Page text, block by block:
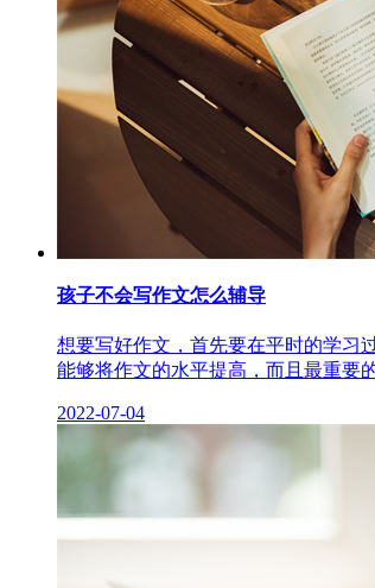
孩子不会写作文怎么辅导
想要写好作文，首先要在平时的学习
能够将作文的水平提高，而且最重要
2022-07-04